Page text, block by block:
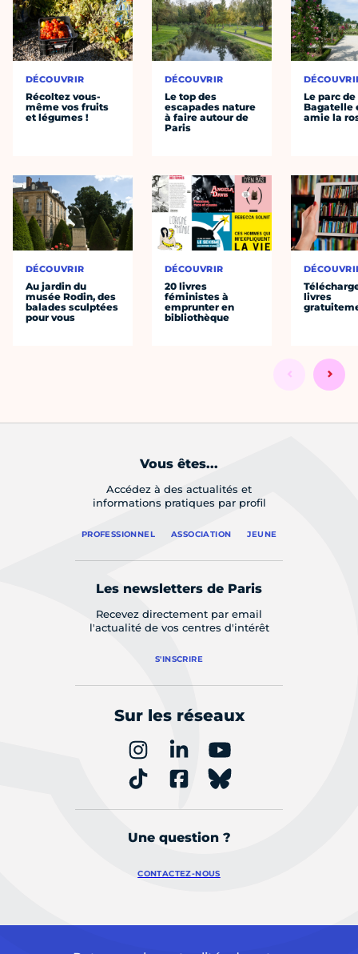
DÉCOUVRIR
Récoltez vous-
même vos fruits
et légumes !
DÉCOUVRIR
Au jardin du
musée Rodin, des
balades sculptées
pour vous
DÉCOUVRIR
Le top des
escapades nature
à faire autour de
Paris
DÉCOUVRIR
20 livres
féministes à
emprunter en
bibliothèque
Le parc de
Bagatelle
amie la
livres
Vous êtes...
Accédez à des actualités et
informations pratiques par profil
PROFESSIONNEL ASSOCIATION JEUNE
Les newsletters de Paris
Recevez directement par email
l'actualité de vos centres d'intérêt
S'INSCRIRE
Sur les réseaux
Une question ?
CONTACTEZ-NOUS